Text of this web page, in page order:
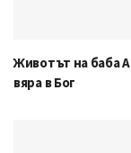
Животът на баба
вяра в Бог